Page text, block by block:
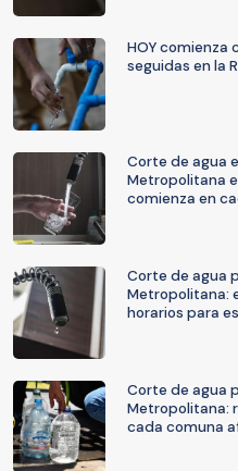
HOY comienza
seguidas en la
Corte de agua
Metropolitana
comienza en
Corte de agua
Metropolitana:
horarios para
Corte de agua
Metropolitana:
cada comuna